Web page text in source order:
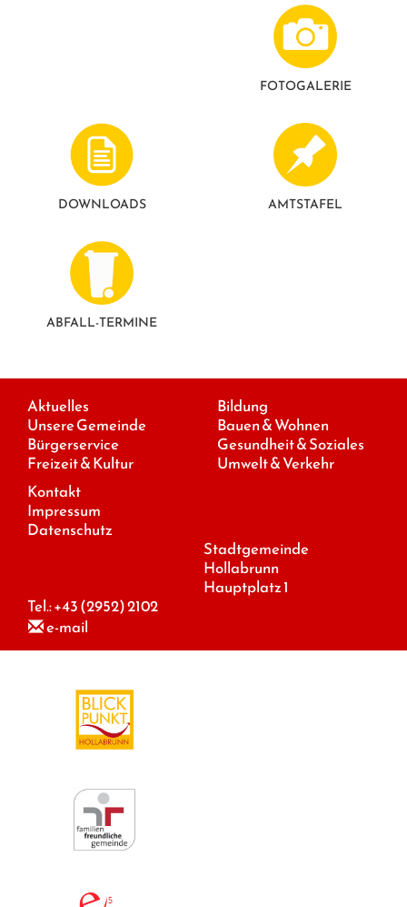
FOTO­GALERIE
DOWNLOADS AMTSTAFEL
ABFALL-TERMINE
Aktuelles
Unsere Gemeinde
Bürgerservice
Freizeit & Kultur
Bildung
Bauen & Wohnen
Gesundheit & Soziales
Umwelt & Verkehr
Kontakt
Impressum
Datenschutz
Stadtgemeinde
Hollabrunn
Hauptplatz 1
Tel.:+43 (2952) 2102
e-mail